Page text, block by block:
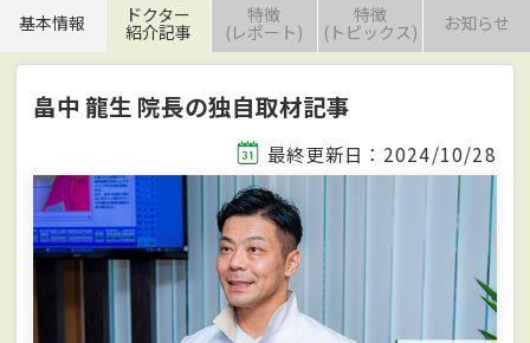
基本情報 ドクター
紹介記事
特徴
(レポート)
特徴
(トピックス) お知らせ
畠中 龍生 院長の独自取材記事
最終更新日：2024/10/28